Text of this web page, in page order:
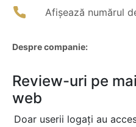
Afișează numărul
Despre companie:
Review-uri pe
web
Doar userii logați au